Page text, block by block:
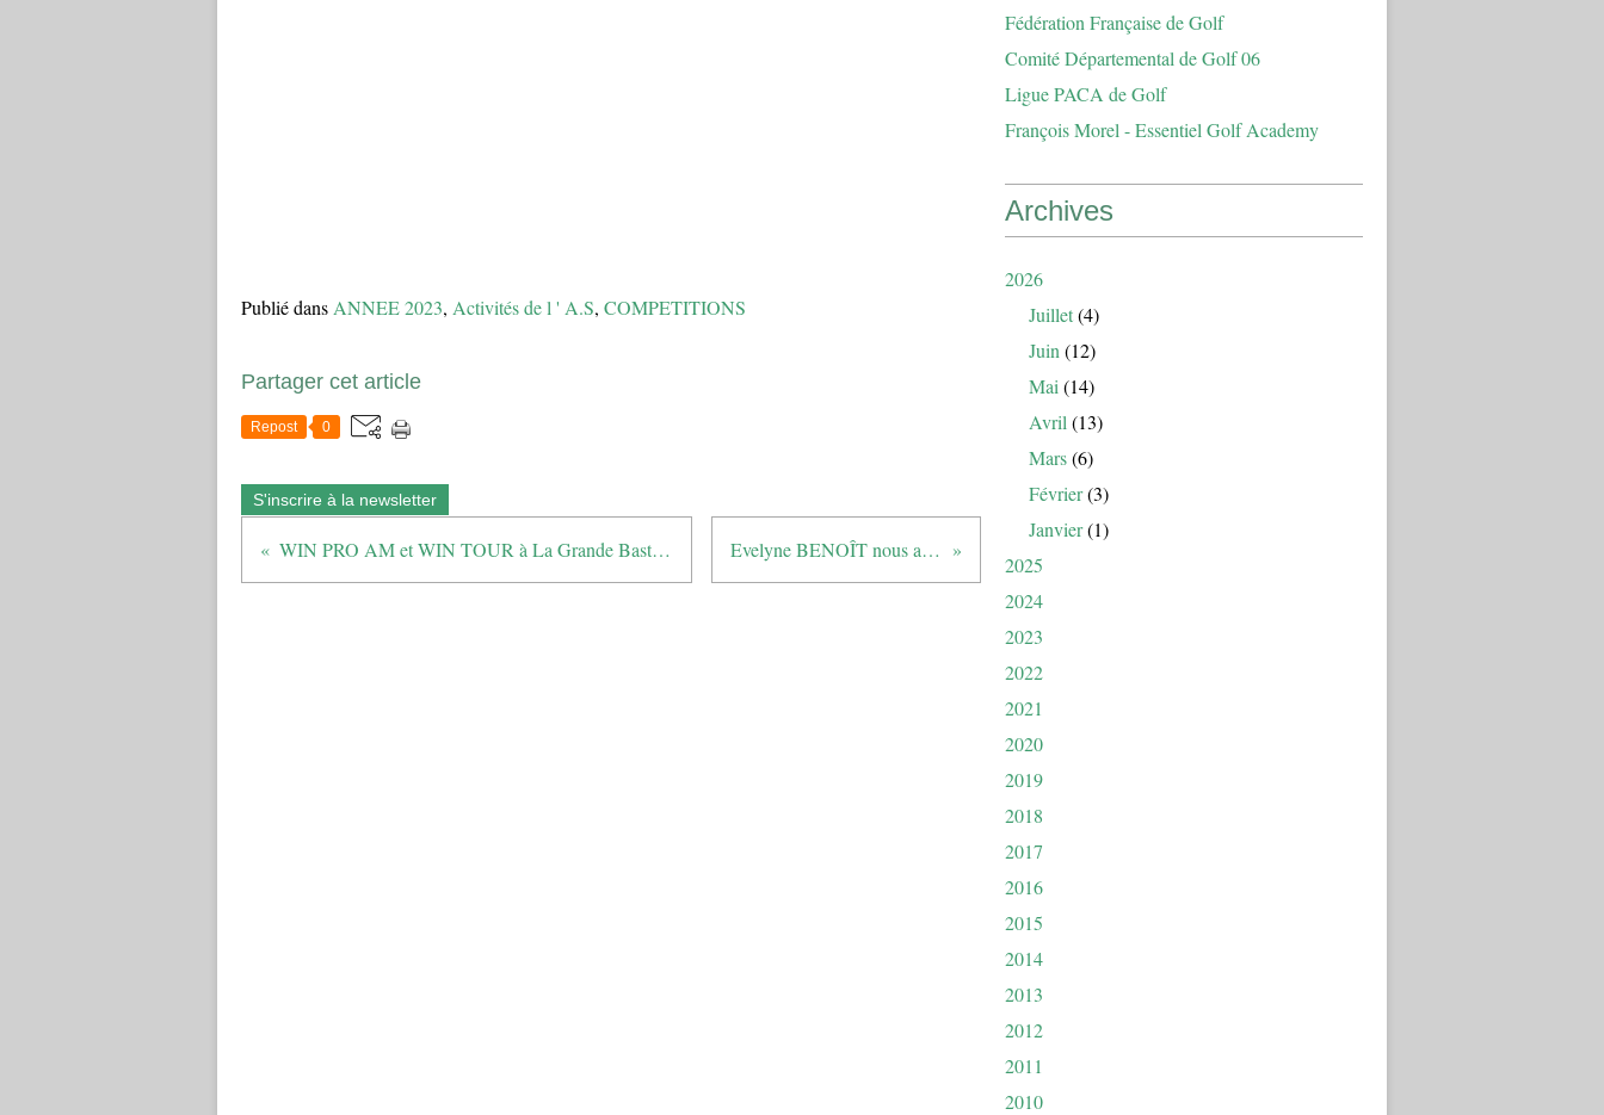
Publié dans ANNEE 2023, Activités de l ' A.S, COMPETITIONS
Partager cet article
Repost 0
S'inscrire à la newsletter
WIN PRO AM et WIN TOUR à La Grande Bastide en Octobre Evelyne BENOÎT nous a quittés ...
Fédération Française de Golf
Comité Départemental de Golf 06
Ligue PACA de Golf
François Morel - Essentiel Golf Academy
Archives
2026
Juillet(4)
Juin (12)
Mai (14)
Avril (13)
Mars(6)
Février(3)
Janvier(1)
2025
2024
2023
2022
2021
2020
2019
2018
2017
2016
2015
2014
2013
2012
2011
2010